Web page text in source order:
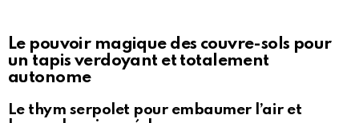
Le pouvoir magique des couvre-sols pour
un tapis verdoyant et totalement
autonome
Le thym serpolet pour embaumer l’air et